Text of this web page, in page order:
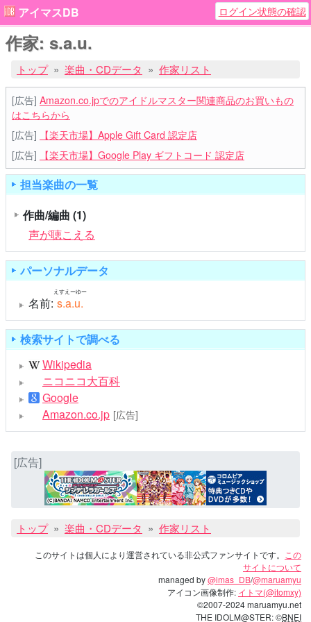
アイマスDB ログイン状態の確認
作家: s.a.u.
トップ 楽曲・CDデータ 作家リスト
[広告] Amazon.co.jpでのアイドルマスター関連商品のお買いもの
はこちらから
[広告]
【楽天市場】Apple Gift Card 認定店
[広告]
【楽天市場】Google Play ギフトコード 認定店
担当楽曲の一覧
作曲/編曲 (1)
声が聴こえる
パーソナルデータ
名前: s.a.u.
えすえーゆー
検索サイトで調べる
Wikipedia
ニコニコ大百科
Google
Amazon.co.jp [広告]
[広告]
トップ 楽曲・CDデータ 作家リスト
このサイトは個人により運営されている非公式ファンサイトです。
この
サイトについて
managed by@imas_DB/@maruamyu
アイコン画像制作: イトマ(@itomxy)
©2007-2024 maruamyu.net
THE IDOLM@STER: ©BNEI